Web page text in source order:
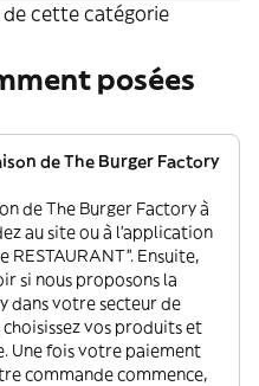
de cette catégorie
posées
de The Burger Factory
de The Burger Factory à
au site ou à l'application
Ensuite,
si nous proposons la
dans votre secteur de
choisissez vos produits et
Une fois votre paiement
commande commence,